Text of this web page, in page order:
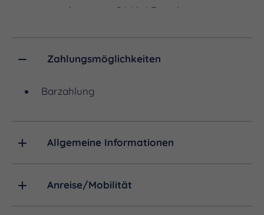
gebaut und hat einen 24-KW-Dieselmotor
Saaleradwanderweg.
Zahlungsmöglichkeiten
Barzahlung
Allgemeine Informationen
Anreise/Mobilität